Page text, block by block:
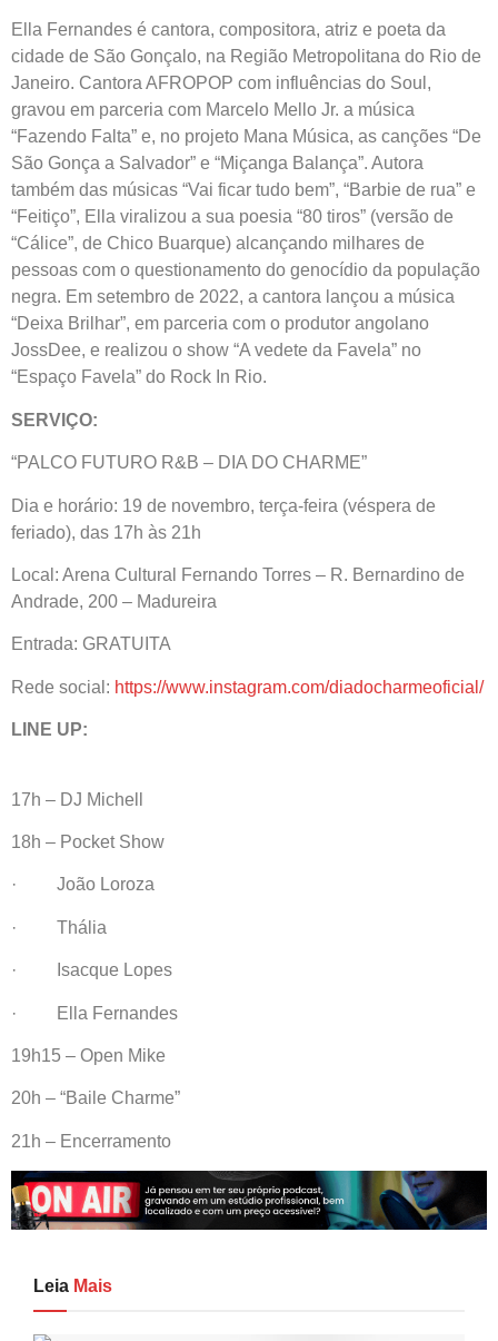
Ella Fernandes é cantora, compositora, atriz e poeta da
cidade de São Gonçalo, na Região Metropolitana do Rio de
Janeiro. Cantora AFROPOP com influências do Soul,
gravou em parceria com Marcelo Mello Jr. a música
“Fazendo Falta” e, no projeto Mana Música, as canções “De
São Gonça a Salvador” e “Miçanga Balança”. Autora
também das músicas “Vai ficar tudo bem”, “Barbie de rua” e
“Feitiço”, Ella viralizou a sua poesia “80 tiros” (versão de
“Cálice”, de Chico Buarque) alcançando milhares de
pessoas com o questionamento do genocídio da população
negra. Em setembro de 2022, a cantora lançou a música
“Deixa Brilhar”, em parceria com o produtor angolano
JossDee, e realizou o show “A vedete da Favela” no
“Espaço Favela” do Rock In Rio.
SERVIÇO:
“PALCO FUTURO R&B – DIA DO CHARME”
Dia e horário: 19 de novembro, terça-feira (véspera de
feriado), das 17h às 21h
Local: Arena Cultural Fernando Torres – R. Bernardino de
Andrade, 200 – Madureira
Entrada: GRATUITA
Rede social: https://www.instagram.com/diadocharmeoficial/
LINE UP:
17h – DJ Michell
18h – Pocket Show
· João Loroza
· Thália
· Isacque Lopes
· Ella Fernandes
19h15 – Open Mike
20h – “Baile Charme”
21h – Encerramento
Leia Mais